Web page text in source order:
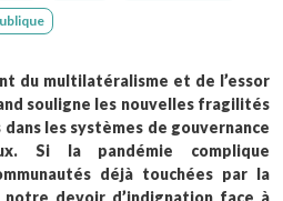
du multilatéralisme et de l’essor
souligne les nouvelles fragilités
les systèmes de gouvernance
Si la pandémie complique
déjà touchées par la
devoir d’indignation face à